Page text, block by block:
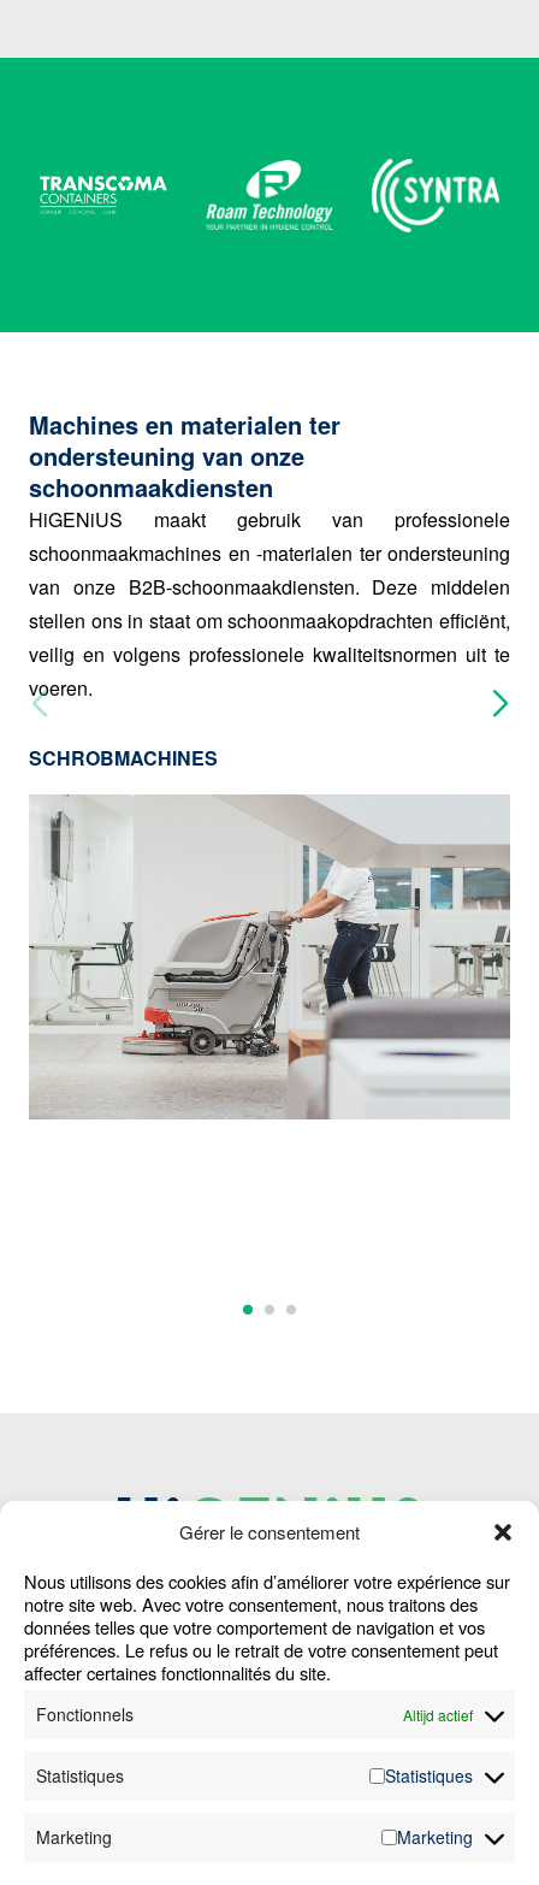
Gérer le consentement
Nous utilisons des cookies afin d’améliorer votre expérience sur
notre site web. Avec votre consentement, nous traitons des
données telles que votre comportement de navigation et vos
préférences. Le refus ou le retrait de votre consentement peut
affecter certaines fonctionnalités du site.
Fonctionnels Altijd actief
Statistiques Statistiques
Marketing Marketing
Machines en materialen ter
ondersteuning van onze
schoonmaakdiensten
HiGENiUS maakt gebruik van professionele
schoonmaakmachines en -materialen ter ondersteuning
van onze B2B-schoonmaakdiensten. Deze middelen
stellen ons in staat om schoonmaakopdrachten efficiënt,
veilig en volgens professionele kwaliteitsnormen uit te
voeren.
SCHROBMACHINES
Home
Machines
Diensten
Over ons
Waar zijn we actief
Jobs
FAQ
Cookie Policy
Alg. Voorwaarden
Klokkenluiders­